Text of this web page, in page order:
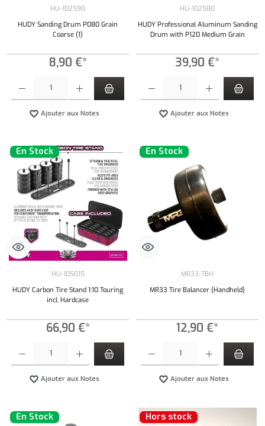
HU-102590
HUDY Sanding Drum P080 Grain
Coarse (1)
8,90 €*
Ajouter aux Notes
HU-102580
HUDY Professional Aluminum Sanding
Drum with P120 Medium Grain
39,90 €*
Ajouter aux Notes
En Stock
HU-105015
HUDY Carbon Tire Stand 1:10 Touring
incl. Hardcase
66,90 €*
Ajouter aux Notes
En Stock
MR33-TBH
MR33 Tire Balancer (Handheld)
12,90 €*
Ajouter aux Notes
En Stock
Hors stock